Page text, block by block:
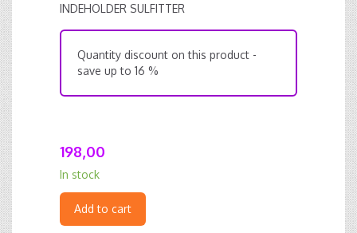
INDEHOLDER SULFITTER
Quantity discount on this product -
save up to 16 %
198,00
In stock
Add to cart